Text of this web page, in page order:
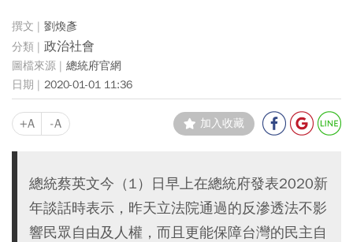
劉煥彥
政治社會
總統府官網
2020-01-01 11:36
+A -A 加入收藏
總統蔡英文今（1）日早上在總統府發表2020新
年談話時表示，昨天立法院通過的反滲透法不影
響民眾自由及人權，而且更能保障台灣的民主自